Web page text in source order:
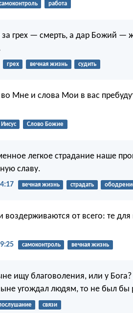
работа
грех — смерть, а дар Божий —
грех вечная жизнь судить
Мне и слова Мои в вас
Иисус Слово Божие
легкое страдание наше
славу.
вечная жизнь страдать
воздерживаются от всего: те
самоконтроль вечная жизнь
ищу благоволения, или у
угождал людям, то не был бы
связи